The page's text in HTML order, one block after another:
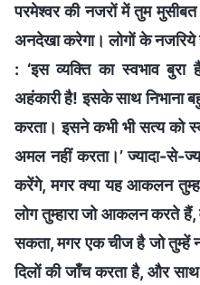
परमेश्वर की नजरों में तुम
अनदेखा करेगा। लोगों के नजरिये
: ‘इस व्यक्ति का स्वभाव बुरा
अहंकारी है! इसके साथ निभाना
करता। इसने कभी भी सत्य को
अमल नहीं करता।’ ज्यादा-से-
करेंगे, मगर क्या यह आकलन
लोग तुम्हारा जो आकलन करते हैं,
सकता, मगर एक चीज है जो तुम्हें
दिलों की जाँच करता है, और